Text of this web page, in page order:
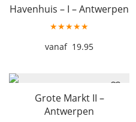
Havenhuis – I – Antwerpen
★★★★★
19.95
Grote Markt II –
Antwerpen